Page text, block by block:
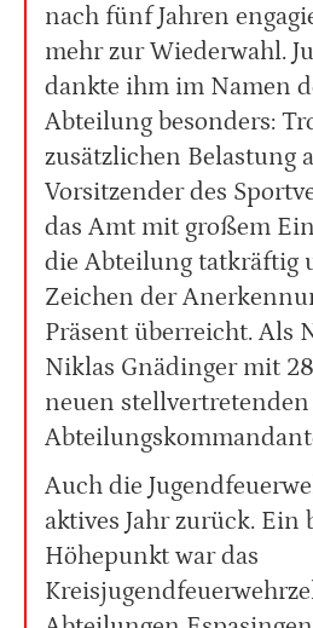
nach fünf Jahren
mehr zur Wiederwahl.
dankte ihm im Namen
Abteilung besonders:
zusätzlichen Belastung
Vorsitzender des
das Amt mit großem
die Abteilung tatkräftig
Zeichen der
Präsent überreicht. Als
Niklas Gnädinger mit
neuen stellvertretenden
Auch die
aktives Jahr zurück. Ein
Höhepunkt war das